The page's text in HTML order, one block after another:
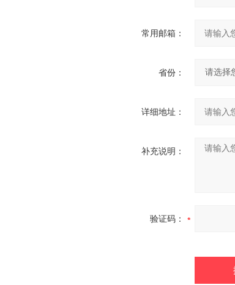
常用邮箱：
省份：
详细地址：
补充说明：
验证码：